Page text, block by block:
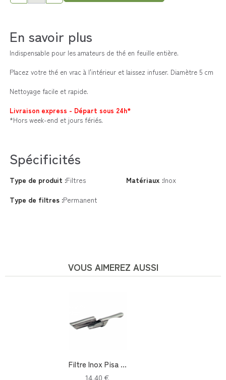
En savoir plus
Indispensable pour les amateurs de thé en feuille entière.
Placez votre thé en vrac à l'intérieur et laissez infuser. Diamètre 5 cm
Nettoyage facile et rapide.
Livraison express - Départ sous 24h*
*Hors week-end et jours fériés.
Spécificités
Type de produit :Filtres Matériaux :Inox
Type de filtres :Permanent
VOUS AIMEREZ AUSSI
Filtre Inox Pisa ...